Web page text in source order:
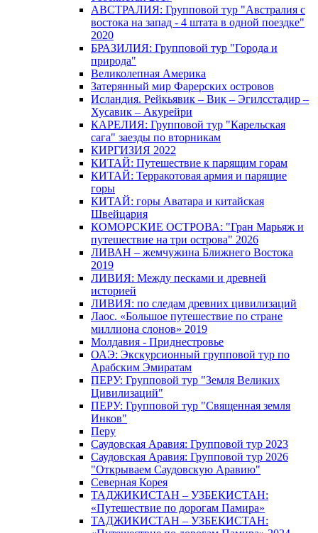
АВСТРАЛИЯ: Групповой тур "Австралия с
востока на запад - 4 штата в одной поездке"
2020
БРАЗИЛИЯ: Групповой тур "Города и
природа"
Великолепная Америка
Затерянный мир Фарерских островов
Исландия. Рейкьявик – Вик – Эгилсстадир –
Хусавик – Акурейри
КАРЕЛИЯ: Групповой тур "Карельская
сага" заезды по вторникам
КИРГИЗИЯ 2022
КИТАЙ: Путешествие к парящим горам
КИТАЙ: Терракотовая армия и парящие
горы
КИТАЙ: горы Аватара и китайская
Швейцария
КОМОРСКИЕ ОСТРОВА: "Гран Марьяж и
путешествие на три острова" 2026
ЛИВАН – жемчужина Ближнего Востока
2019
ЛИВИЯ: Между песками и древней
историей
ЛИВИЯ: по следам древних цивилизаций
Лаос. «Большое путешествие по стране
миллиона слонов» 2019
Молдавия - Приднестровье
ОАЭ: Экскурсионный групповой тур по
Арабским Эмиратам
ПЕРУ: Групповой тур "Земля Великих
Цивилизаций"
ПЕРУ: Групповой тур "Священная земля
Инков"
Перу
Саудовская Аравия: Групповой тур 2023
Саудовская Аравия: Групповой тур 2026
"Открываем Саудовскую Аравию"
Северная Корея
ТАДЖИКИСТАН – УЗБЕКИСТАН:
«Путешествие по дорогам Памира»
ТАДЖИКИСТАН – УЗБЕКИСТАН: